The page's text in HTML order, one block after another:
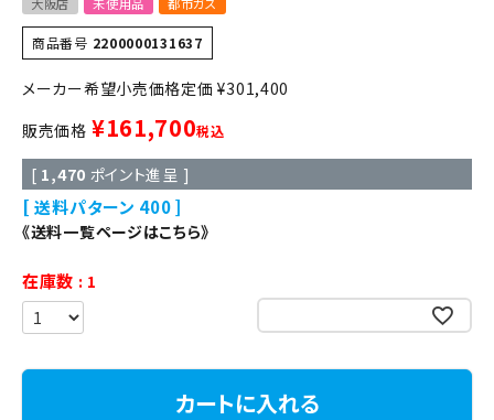
商品番号 2200000131637
定価 ¥301,400
販売価格 ¥161,700税込
[ 1,470 ポイント進呈 ]
送料パターン 400
《送料一覧ページはこちら》
在庫数
1
カートに入れる